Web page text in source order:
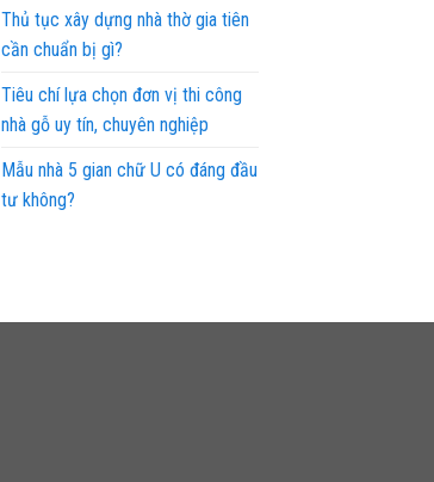
Thủ tục xây dựng nhà thờ gia tiên
cần chuẩn bị gì?
Tiêu chí lựa chọn đơn vị thi công
nhà gỗ uy tín, chuyên nghiệp
Mẫu nhà 5 gian chữ U có đáng đầu
tư không?